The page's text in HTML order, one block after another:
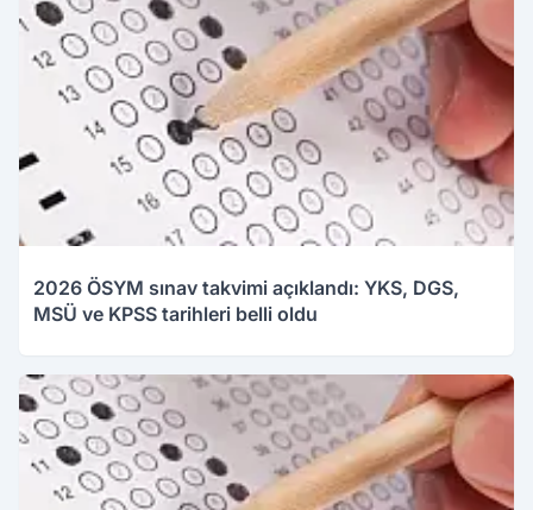
2026 ÖSYM sınav takvimi açıklandı: YKS, DGS,
MSÜ ve KPSS tarihleri belli oldu